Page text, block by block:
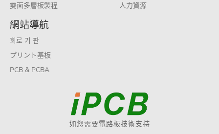
雙面多層板製程
人力資源
網站導航
회로 기 판
プリント基板
PCB & PCBA
如您需要電路板技術支持